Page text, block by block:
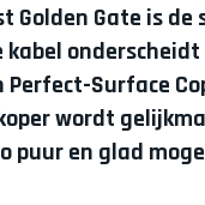
Golden Gate is de
kabel
Perfect-Surface
wordt
puur en glad